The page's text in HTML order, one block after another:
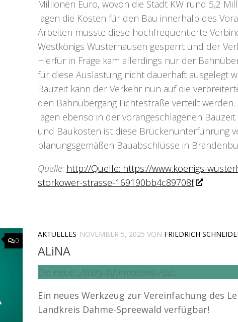
Millionen Euro, wovon die Stadt KW rund 5,2
lagen die Kosten für den Bau innerhalb des
Arbeiten musste diese hochfrequentierte
Westkönigs Wusterhausen gesperrt und der
Hierfür in Frage kam allerdings nur der
für diese Auslastung nicht dauerhaft ausgelegt
Bauzeit kann der Verkehr nun auf die
den Bahnübergang Fichtestraße verteilt
lagen ebenso in der vorangeschlagenen
und Baukosten ist diese Brückenunterführung
planungsgemäßen Bauabschlüsse in
Quelle: http://Quelle: https://www.koenigs-
storkower-strasse-169190bb4c89708f
0
AKTUELLES NOVEMBER 5, 2025 VON FRIEDRICH
ALiNA
Die neue „Alters-Informations-App„
Ein neues Werkzeug zur Vereinfachung des
Landkreis Dahme-Spreewald verfügbar!